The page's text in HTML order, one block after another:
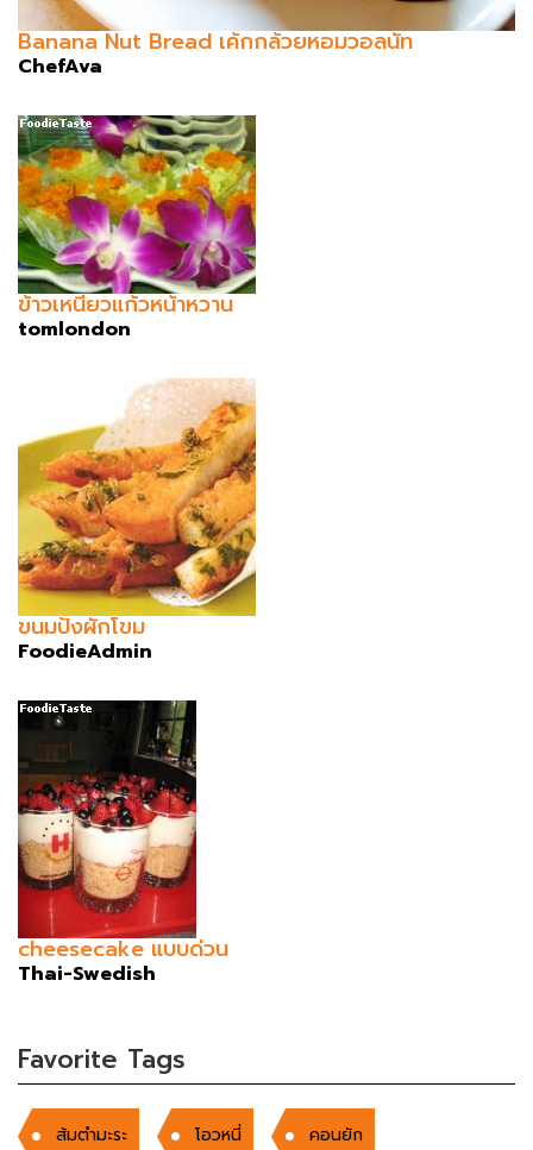
Banana Nut Bread เค้กกล้วยหอมวอลนัท
ChefAva
ข้าวเหนียวแก้วหน้าหวาน
tomlondon
ขนมปังผักโขม
FoodieAdmin
cheesecake แบบด่วน
Thai-Swedish
Favorite Tags
ส้มตำมะระ โอวหนี่ คอนยัก